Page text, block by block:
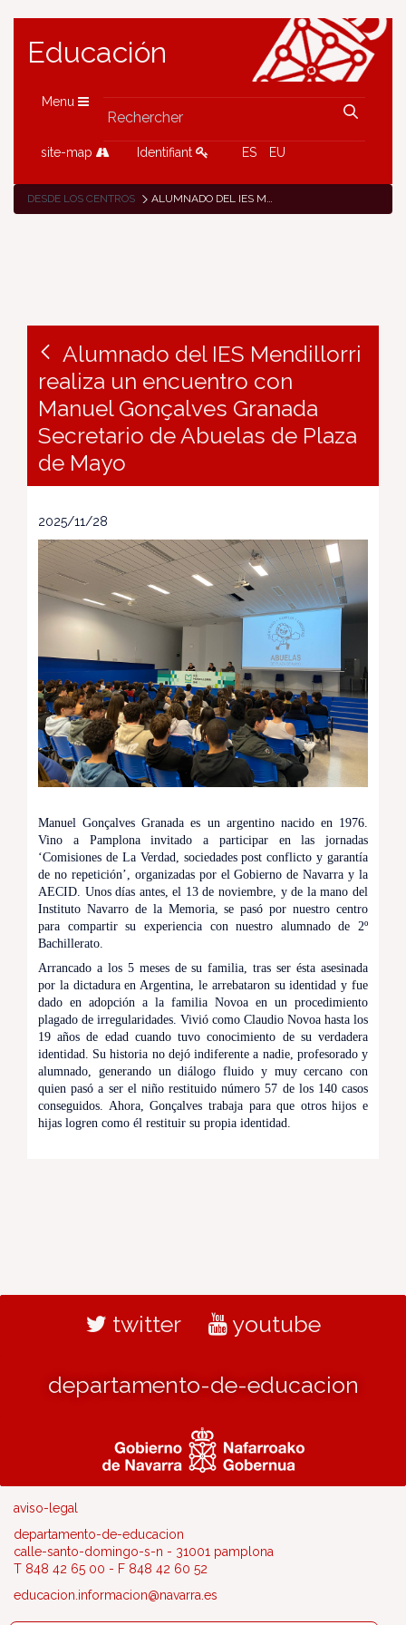
Educación
Menu
site-map Identifiant ES EU
DESDE LOS CENTROS ALUMNADO DEL IES MENDILLORRI REALIZA UN ENCUENTRO CON MANUEL GONÇALVES GRANADA SECRETARIO DE ABUELAS DE PLAZA DE MAYO
Alumnado del IES Mendillorri
realiza un encuentro con
Manuel Gonçalves Granada
Secretario de Abuelas de Plaza
de Mayo
2025/11/28
Manuel Gonçalves Granada es un argentino nacido en 1976.
Vino a Pamplona invitado a participar en las jornadas
‘Comisiones de La Verdad, sociedades post conflicto y garantía
de no repetición’, organizadas por el Gobierno de Navarra y la
AECID. Unos días antes, el 13 de noviembre, y de la mano del
Instituto Navarro de la Memoria, se pasó por nuestro centro
para compartir su experiencia con nuestro alumnado de 2º
Bachillerato.
Arrancado a los 5 meses de su familia, tras ser ésta asesinada
por la dictadura en Argentina, le arrebataron su identidad y fue
dado en adopción a la familia Novoa en un procedimiento
plagado de irregularidades. Vivió como Claudio Novoa hasta los
19 años de edad cuando tuvo conocimiento de su verdadera
identidad. Su historia no dejó indiferente a nadie, profesorado y
alumnado, generando un diálogo fluido y muy cercano con
quien pasó a ser el niño restituido número 57 de los 140 casos
conseguidos. Ahora, Gonçalves trabaja para que otros hijos e
hijas logren como él restituir su propia identidad.
twitter youtube
departamento-de-educacion
aviso-legal
departamento-de-educacion
calle-santo-domingo-s-n - 31001 pamplona
T 848 42 65 00 - F 848 42 60 52
educacion.informacion@navarra.es